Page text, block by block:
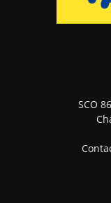
SCO